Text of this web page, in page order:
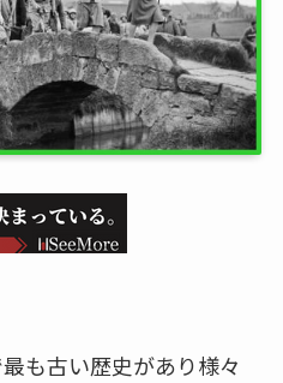
も古い歴史があり様々